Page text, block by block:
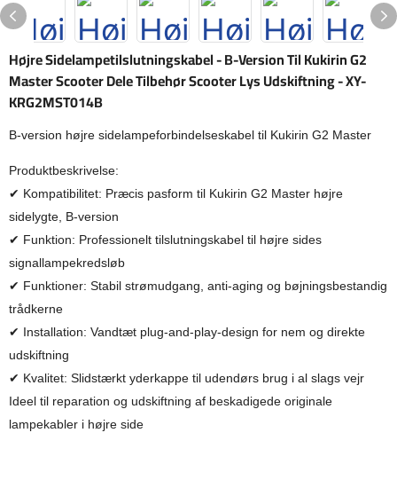
Højre Sidelampetilslutningskabel - B-Version Til Kukirin G2
Master Scooter Dele Tilbehør Scooter Lys Udskiftning - XY-
KRG2MST014B
B-version højre sidelampeforbindelseskabel til Kukirin G2 Master
Produktbeskrivelse:
✔ Kompatibilitet: Præcis pasform til Kukirin G2 Master højre
sidelygte, B-version
✔ Funktion: Professionelt tilslutningskabel til højre sides
signallampekredsløb
✔ Funktioner: Stabil strømudgang, anti-aging og bøjningsbestandig
trådkerne
✔ Installation: Vandtæt plug-and-play-design for nem og direkte
udskiftning
✔ Kvalitet: Slidstærkt yderkappe til udendørs brug i al slags vejr
Ideel til reparation og udskiftning af beskadigede originale
lampekabler i højre side